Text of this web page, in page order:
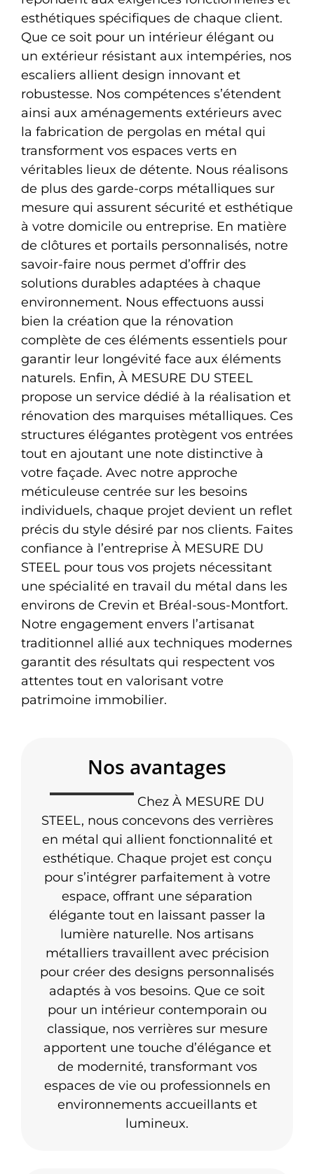
esthétiques spécifiques de chaque client.
Que ce soit pour un intérieur élégant ou
un extérieur résistant aux intempéries, nos
escaliers allient design innovant et
robustesse. Nos compétences s’étendent
ainsi aux aménagements extérieurs avec
la fabrication de pergolas en métal qui
transforment vos espaces verts en
véritables lieux de détente. Nous réalisons
de plus des garde-corps métalliques sur
mesure qui assurent sécurité et esthétique
à votre domicile ou entreprise. En matière
de clôtures et portails personnalisés, notre
savoir-faire nous permet d’offrir des
solutions durables adaptées à chaque
environnement. Nous effectuons aussi
bien la création que la rénovation
complète de ces éléments essentiels pour
garantir leur longévité face aux éléments
naturels. Enfin, À MESURE DU STEEL
propose un service dédié à la réalisation et
rénovation des marquises métalliques. Ces
structures élégantes protègent vos entrées
tout en ajoutant une note distinctive à
votre façade. Avec notre approche
méticuleuse centrée sur les besoins
individuels, chaque projet devient un reflet
précis du style désiré par nos clients. Faites
confiance à l’entreprise À MESURE DU
STEEL pour tous vos projets nécessitant
une spécialité en travail du métal dans les
environs de Crevin et Bréal-sous-Montfort.
Notre engagement envers l’artisanat
traditionnel allié aux techniques modernes
garantit des résultats qui respectent vos
attentes tout en valorisant votre
patrimoine immobilier.
Nos avantages
Chez À MESURE DU
STEEL, nous concevons des verrières
en métal qui allient fonctionnalité et
esthétique. Chaque projet est conçu
pour s’intégrer parfaitement à votre
espace, offrant une séparation
élégante tout en laissant passer la
lumière naturelle. Nos artisans
métalliers travaillent avec précision
pour créer des designs personnalisés
adaptés à vos besoins. Que ce soit
pour un intérieur contemporain ou
classique, nos verrières sur mesure
apportent une touche d’élégance et
de modernité, transformant vos
espaces de vie ou professionnels en
environnements accueillants et
lumineux.